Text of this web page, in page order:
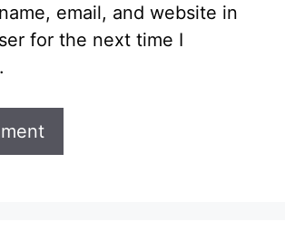
email, and website in
for the next time I